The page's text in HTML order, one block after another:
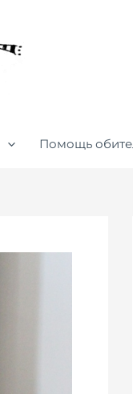
Помощь